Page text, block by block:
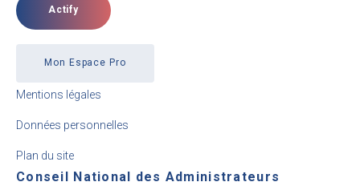
Actify
Mon Espace Pro
Mentions légales
Données personnelles
Plan du site
Conseil National des Administrateurs